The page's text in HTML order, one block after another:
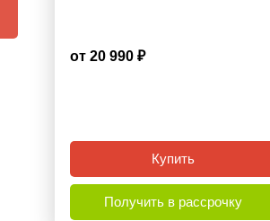
от 20 990 ₽
Купить
Получить в рассрочку